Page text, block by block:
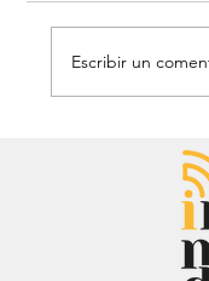
Unidos:
defensa
Escribir un